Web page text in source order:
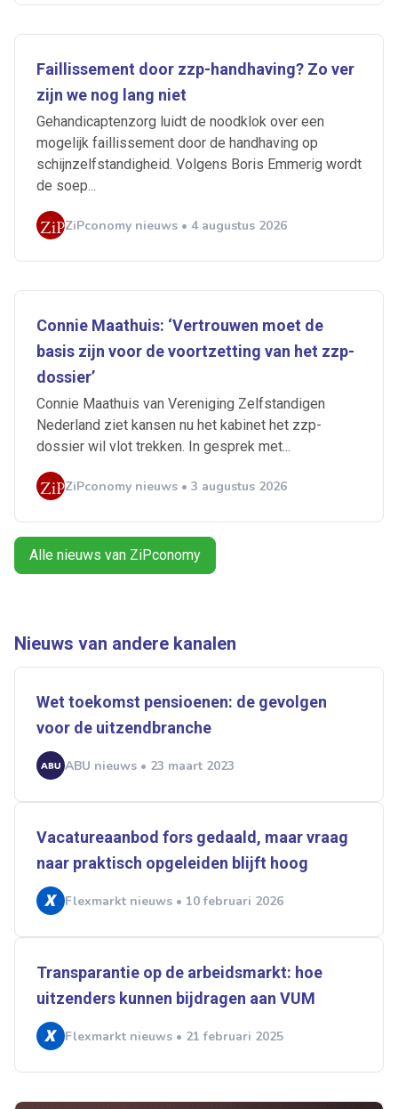
Faillissement door zzp-handhaving? Zo ver
zijn we nog lang niet
Gehandicaptenzorg luidt de noodklok over een
mogelijk faillissement door de handhaving op
schijnzelfstandigheid. Volgens Boris Emmerig wordt
de soep...
ZiPconomy nieuws • 4 augustus 2026
Connie Maathuis: ‘Vertrouwen moet de
basis zijn voor de voortzetting van het zzp-
dossier’
Connie Maathuis van Vereniging Zelfstandigen
Nederland ziet kansen nu het kabinet het zzp-
dossier wil vlot trekken. In gesprek met...
ZiPconomy nieuws • 3 augustus 2026
Alle nieuws van ZiPconomy
Nieuws van andere kanalen
Wet toekomst pensioenen: de gevolgen
voor de uitzendbranche
ABU nieuws • 23 maart 2023
Vacatureaanbod fors gedaald, maar vraag
naar praktisch opgeleiden blijft hoog
Flexmarkt nieuws • 10 februari 2026
Transparantie op de arbeidsmarkt: hoe
uitzenders kunnen bijdragen aan VUM
Flexmarkt nieuws • 21 februari 2025
Alerts ontvangen
Artikelen zoeken
Alles Ingezonden ABU
Bureau Cicero